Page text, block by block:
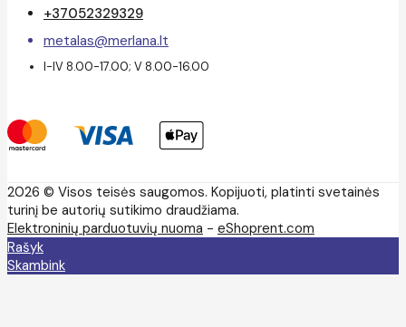
+37052329329
metalas@merlana.lt
I-IV 8.00-17.00; V 8.00-16.00
2026 © Visos teisės saugomos. Kopijuoti, platinti svetainės
turinį be autorių sutikimo draudžiama.
Elektroninių parduotuvių nuoma - eShoprent.com
Rašyk
Skambink